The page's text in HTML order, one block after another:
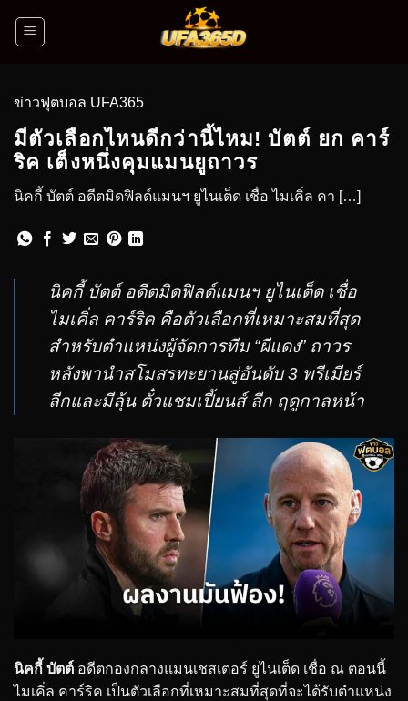
ข่าวฟุตบอล UFA365
มีตัวเลือกไหนดีกว่านี้ไหม! บัตต์ ยก คาร์
ริค เต็งหนึ่งคุมแมนยูถาวร
นิคกี้ บัตต์ อดีตมิดฟิลด์แมนฯ ยูไนเต็ด เชื่อ ไมเคิ่ล คา […]
นิคกี้ บัตต์ อดีตมิดฟิลด์แมนฯ ยูไนเต็ด เชื่อ
ไมเคิ่ล คาร์ริค คือตัวเลือกที่เหมาะสมที่สุด
สำหรับตำแหน่งผู้จัดการทีม “ผีแดง” ถาวร
หลังพานำสโมสรทะยานสู่อันดับ 3 พรีเมียร์
ลีกและมีลุ้น ตั๋วแชมเปี้ยนส์ ลีก ฤดูกาลหน้า
นิคกี้ บัตต์ อดีตกองกลางแมนเชสเตอร์ ยูไนเต็ด เชื่อ ณ ตอนนี้
ไมเคิ่ล คาร์ริค เป็นตัวเลือกที่เหมาะสมที่สุดที่จะได้รับตำแหน่ง